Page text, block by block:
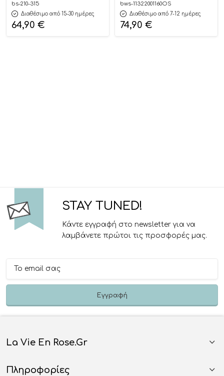
bs-210-315
Διαθέσιμο από 15-30 ημέρες
64,90 €
bws-11322001160OS
Διαθέσιμο από 7-12 ημέρες
74,90 €
STAY TUNED!
Κάντε εγγραφή στο newsletter για να
λαμβάνετε πρώτοι τις προσφορές μας.
La Vie En Rose.gr
Πληροφορίες